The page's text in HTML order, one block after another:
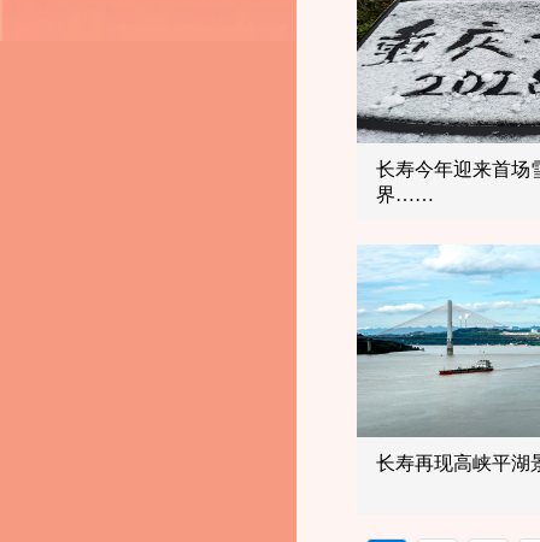
长寿今年迎来首场
界……
长寿再现高峡平湖